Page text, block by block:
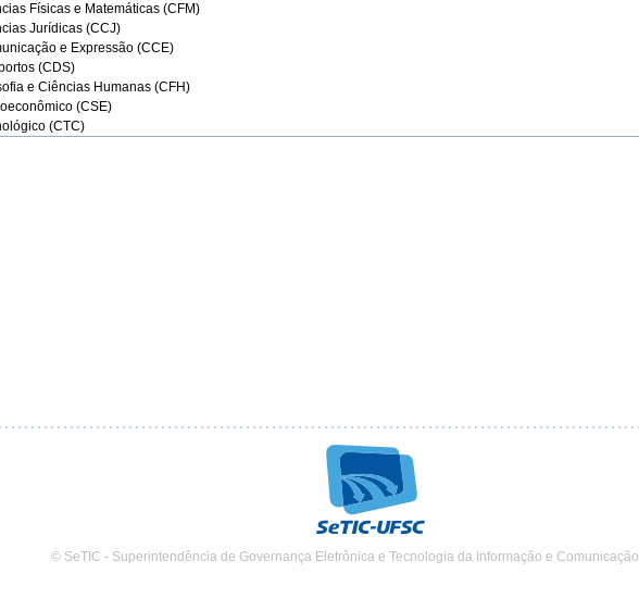
Físicas e Matemáticas (CFM)
Jurídicas (CCJ)
e Expressão (CCE)
(CDS)
e Ciências Humanas (CFH)
(CSE)
(CTC)
© SeTIC - Superintendência de Governança Eletrônica e Tecnologia da Informação e Comunicação